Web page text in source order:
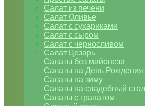
Салат из печени
Салат Оливье
Салат с сухариками
Салат с сыром
Салат с черносливом
Салат Цезарь
Салаты без майонеза
Салаты на День Рождения
Салаты на зиму
Салаты на свадебный стол
Салаты с гранатом